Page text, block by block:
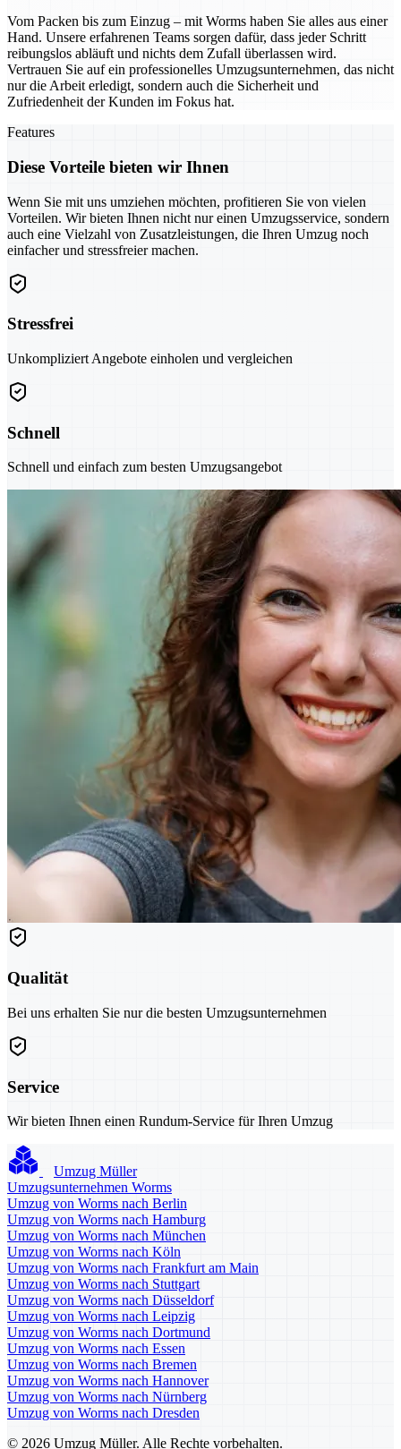
Vom Packen bis zum Einzug – mit Worms haben Sie alles aus einer
Hand. Unsere erfahrenen Teams sorgen dafür, dass jeder Schritt
reibungslos abläuft und nichts dem Zufall überlassen wird.
Vertrauen Sie auf ein professionelles Umzugsunternehmen, das nicht
nur die Arbeit erledigt, sondern auch die Sicherheit und
Zufriedenheit der Kunden im Fokus hat.
Features
Diese Vorteile bieten wir Ihnen
Wenn Sie mit uns umziehen möchten, profitieren Sie von vielen
Vorteilen. Wir bieten Ihnen nicht nur einen Umzugsservice, sondern
auch eine Vielzahl von Zusatzleistungen, die Ihren Umzug noch
einfacher und stressfreier machen.
Stressfrei
Unkompliziert Angebote einholen und vergleichen
Schnell
Schnell und einfach zum besten Umzugsangebot
Qualität
Bei uns erhalten Sie nur die besten Umzugsunternehmen
Service
Wir bieten Ihnen einen Rundum-Service für Ihren Umzug
Umzug Müller
Umzugsunternehmen Worms
Umzug von Worms nach Berlin
Umzug von Worms nach Hamburg
Umzug von Worms nach München
Umzug von Worms nach Köln
Umzug von Worms nach Frankfurt am Main
Umzug von Worms nach Stuttgart
Umzug von Worms nach Düsseldorf
Umzug von Worms nach Leipzig
Umzug von Worms nach Dortmund
Umzug von Worms nach Essen
Umzug von Worms nach Bremen
Umzug von Worms nach Hannover
Umzug von Worms nach Nürnberg
Umzug von Worms nach Dresden
© 2026 Umzug Müller. Alle Rechte vorbehalten.